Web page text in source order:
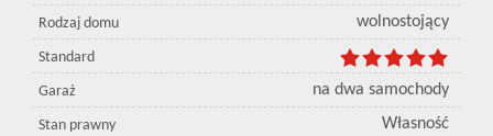
Rodzaj domu wolnostojący
Standard
Garaż na dwa samochody
Stan prawny Własność